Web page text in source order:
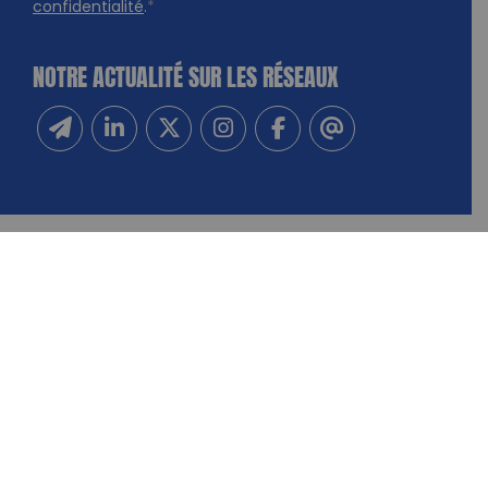
confidentialité.*
NOTRE ACTUALITÉ SUR LES RÉSEAUX